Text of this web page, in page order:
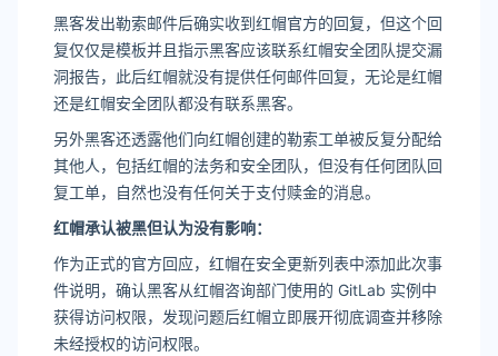
黑客发出勒索邮件后确实收到红帽官方的回复，但这个回
复仅仅是模板并且指示黑客应该联系红帽安全团队提交漏
洞报告，此后红帽就没有提供任何邮件回复，无论是红帽
还是红帽安全团队都没有联系黑客。
另外黑客还透露他们向红帽创建的勒索工单被反复分配给
其他人，包括红帽的法务和安全团队，但没有任何团队回
复工单，自然也没有任何关于支付赎金的消息。
红帽承认被黑但认为没有影响：
作为正式的官方回应，红帽在安全更新列表中添加此次事
件说明，确认黑客从红帽咨询部门使用的 GitLab 实例中
获得访问权限，发现问题后红帽立即展开彻底调查并移除
未经授权的访问权限。